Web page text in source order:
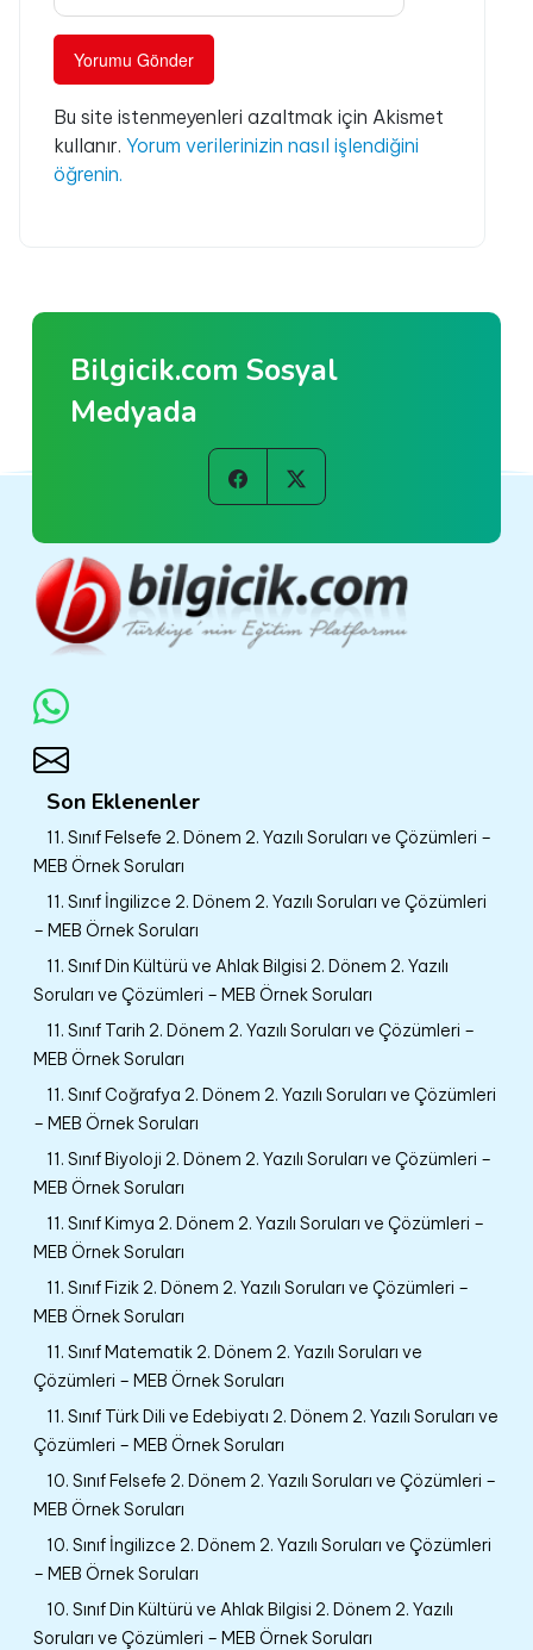
Bu site istenmeyenleri azaltmak için Akismet
kullanır. Yorum verilerinizin nasıl işlendiğini
öğrenin.
Bilgicik.com Sosyal
Medyada
Son Eklenenler
11. Sınıf Felsefe 2. Dönem 2. Yazılı Soruları ve Çözümleri –
MEB Örnek Soruları
11. Sınıf İngilizce 2. Dönem 2. Yazılı Soruları ve Çözümleri
– MEB Örnek Soruları
11. Sınıf Din Kültürü ve Ahlak Bilgisi 2. Dönem 2. Yazılı
Soruları ve Çözümleri – MEB Örnek Soruları
11. Sınıf Tarih 2. Dönem 2. Yazılı Soruları ve Çözümleri –
MEB Örnek Soruları
11. Sınıf Coğrafya 2. Dönem 2. Yazılı Soruları ve Çözümleri
– MEB Örnek Soruları
11. Sınıf Biyoloji 2. Dönem 2. Yazılı Soruları ve Çözümleri –
MEB Örnek Soruları
11. Sınıf Kimya 2. Dönem 2. Yazılı Soruları ve Çözümleri –
MEB Örnek Soruları
11. Sınıf Fizik 2. Dönem 2. Yazılı Soruları ve Çözümleri –
MEB Örnek Soruları
11. Sınıf Matematik 2. Dönem 2. Yazılı Soruları ve
Çözümleri – MEB Örnek Soruları
11. Sınıf Türk Dili ve Edebiyatı 2. Dönem 2. Yazılı Soruları ve
Çözümleri – MEB Örnek Soruları
10. Sınıf Felsefe 2. Dönem 2. Yazılı Soruları ve Çözümleri –
MEB Örnek Soruları
10. Sınıf İngilizce 2. Dönem 2. Yazılı Soruları ve Çözümleri
– MEB Örnek Soruları
10. Sınıf Din Kültürü ve Ahlak Bilgisi 2. Dönem 2. Yazılı
Soruları ve Çözümleri – MEB Örnek Soruları